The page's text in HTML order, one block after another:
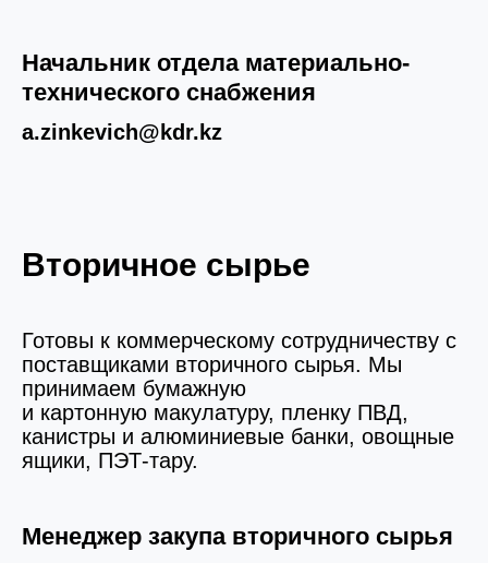
Начальник отдела материально-
технического снабжения
a.zinkevich@kdr.kz
Вторичное сырье
Готовы к коммерческому сотрудничеству с
поставщиками вторичного сырья. Мы
принимаем бумажную
и картонную макулатуру, пленку ПВД,
канистры и алюминиевые банки, овощные
ящики, ПЭТ-тару.
Менеджер закупа вторичного сырья